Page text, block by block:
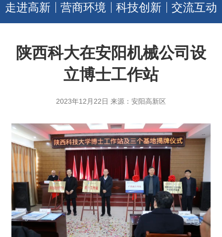
走进高新
营商环境 科技创新 交流互动
陕西科大在安阳机械公司设
立博士工作站
2023年12月22日 来源：安阳高新区